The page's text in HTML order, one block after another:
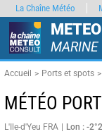
METEO
MARINE
Accueil Ports et spots
MÉTÉO PORT
L'Ile-d'Yeu FRA Lon : -
La Chaîne Météo